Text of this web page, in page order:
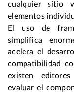
cualquier sitio
elementos
El uso de
simplifica
acelera el
compatibilidad
existen
evaluar el